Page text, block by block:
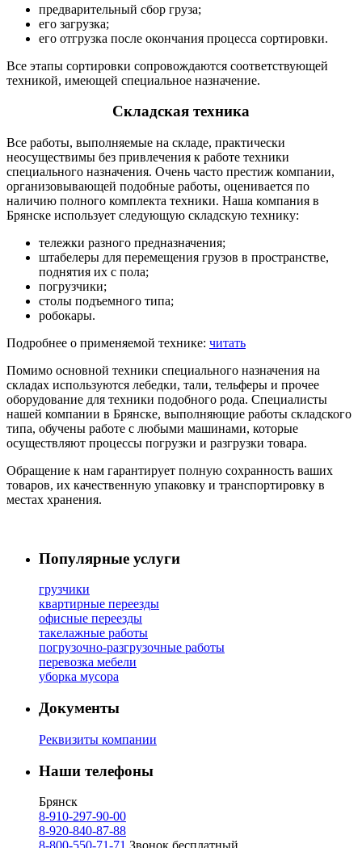
предварительный сбор груза;
его загрузка;
его отгрузка после окончания процесса сортировки.
Все этапы сортировки сопровождаются соответствующей
техникой, имеющей специальное назначение.
Складская техника
Все работы, выполняемые на складе, практически
неосуществимы без привлечения к работе техники
специального назначения. Очень часто престиж компании,
организовывающей подобные работы, оценивается по
наличию полного комплекта техники. Наша компания в
Брянске использует следующую складскую технику:
тележки разного предназначения;
штабелеры для перемещения грузов в пространстве,
поднятия их с пола;
погрузчики;
столы подъемного типа;
робокары.
Подробнее о применяемой технике: читать
Помимо основной техники специального назначения на
складах используются лебедки, тали, тельферы и прочее
оборудование для техники подобного рода. Специалисты
нашей компании в Брянске, выполняющие работы складского
типа, обучены работе с любыми машинами, которые
осуществляют процессы погрузки и разгрузки товара.
Обращение к нам гарантирует полную сохранность ваших
товаров, их качественную упаковку и транспортировку в
местах хранения.
Популярные услуги
грузчики
квартирные переезды
офисные переезды
такелажные работы
погрузочно-разгрузочные работы
перевозка мебели
уборка мусора
Документы
Реквизиты компании
Наши телефоны
Брянск
8-910-297-90-00
8-920-840-87-88